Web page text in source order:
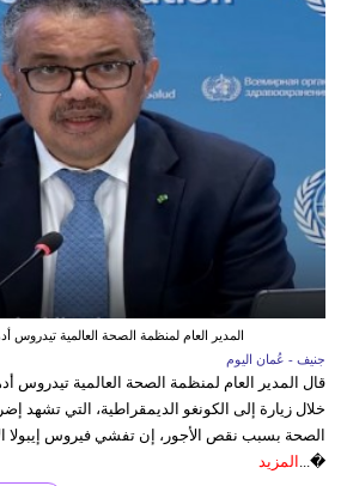
المدير العام لمنظمة الصحة العالمية تيدروس
جنيف - عُمان اليوم
قال المدير العام لمنظمة الصحة العالمية تيدروس
خلال زيارة إلى الكونغو الديمقراطية، التي تشهد
الصحة بسبب نقص الأجور، إن تفشي فيروس إيبولا
�... المزيد